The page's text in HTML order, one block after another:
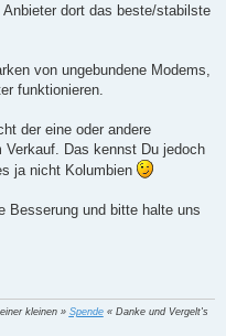
dort das beste/stabilste
von ungebundene Modems,
funktionieren.
der eine oder andere
Verkauf. Das kennst Du jedoch
ja nicht Kolumbien
Besserung und bitte halte uns
kleinen » Spende« Danke und Vergelt's